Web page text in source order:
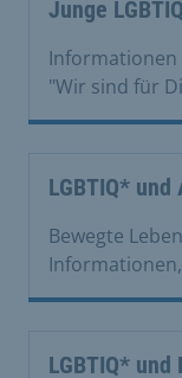
Junge
Informationen
"Wir sind für
LGBTIQ* und
Bewegte
LGBTIQ* und